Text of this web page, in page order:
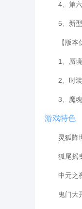
4、第六
5、新型
【版本优
1、蜃境
2、时装
3、魔魂
游戏特色
灵狐降
狐尾摇曳
中元之
鬼门大开